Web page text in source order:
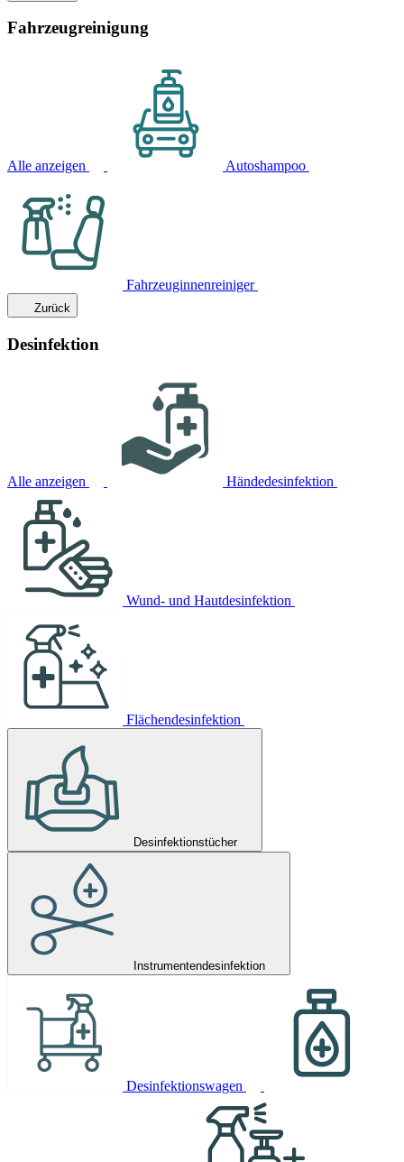
Fahrzeugreinigung
Alle anzeigen Autoshampoo
Fahrzeuginnenreiniger
Zurück
Desinfektion
Alle anzeigen Händedesinfektion
Wund- und Hautdesinfektion
Flächendesinfektion
Desinfektionstücher
Instrumentendesinfektion
Desinfektionswagen